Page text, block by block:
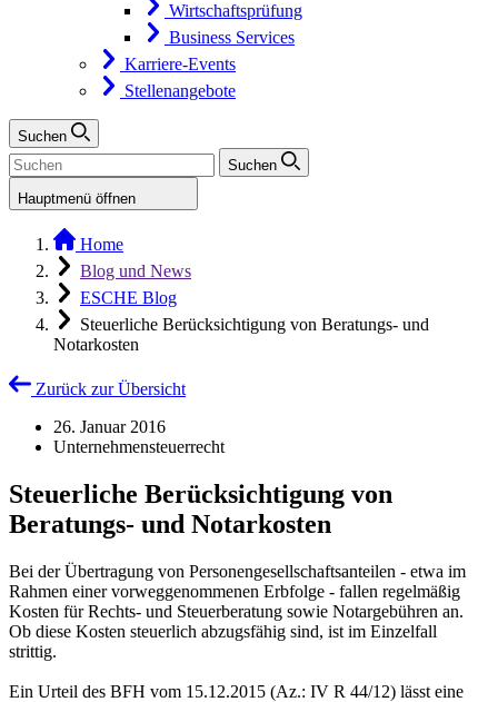
Wirtschaftsprüfung
Business Services
Karriere-Events
Stellenangebote
Suchen
Suchen
Hauptmenü öffnen
Home
Blog und News
ESCHE Blog
Steuerliche Berücksichtigung von Beratungs- und
Notarkosten
Zurück zur Übersicht
26. Januar 2016
Unternehmensteuerrecht
Steuerliche Berücksichtigung von
Beratungs- und Notarkosten
Bei der Übertragung von Personengesellschaftsanteilen - etwa im
Rahmen einer vorweggenommenen Erbfolge - fallen regelmäßig
Kosten für Rechts- und Steuerberatung sowie Notargebühren an.
Ob diese Kosten steuerlich abzugsfähig sind, ist im Einzelfall
strittig.
Ein Urteil des BFH vom 15.12.2015 (Az.: IV R 44/12) lässt eine